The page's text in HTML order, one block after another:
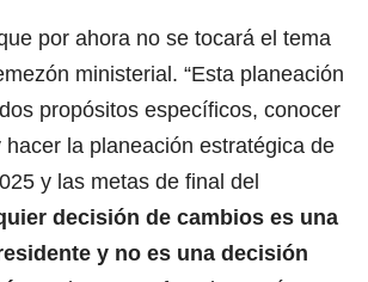
por ahora no se tocará el tema
ministerial. “Esta planeación
propósitos específicos, conocer
hacer la planeación estratégica de
y las metas de final del
decisión de cambios es una
y no es una decisión